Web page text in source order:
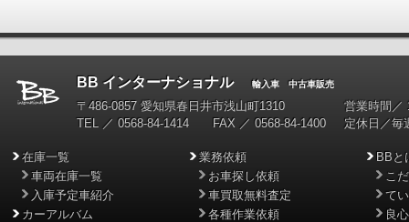
BB インターナショナル輸入車 中古車販売
〒486-0857 愛知県春日井市浅山町1310
TEL ／ 0568-84-1414 FAX ／ 0568-84-1400
営業時間／
定休日／毎
在庫一覧
車両在庫一覧
入庫予定車紹介
カーアルバム
業務依頼
お車探し依頼
車買取無料査定
各種作業依頼
BBと
こ
て
良